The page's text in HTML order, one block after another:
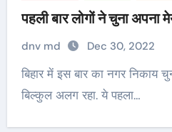
पहली बार लोगों ने चुना
dnv md Dec 30, 2022
बिहार में इस बार का नगर निकाय चुनाव पिछली बार के चुनावों से
बिल्कुल अलग रहा. ये पहला…